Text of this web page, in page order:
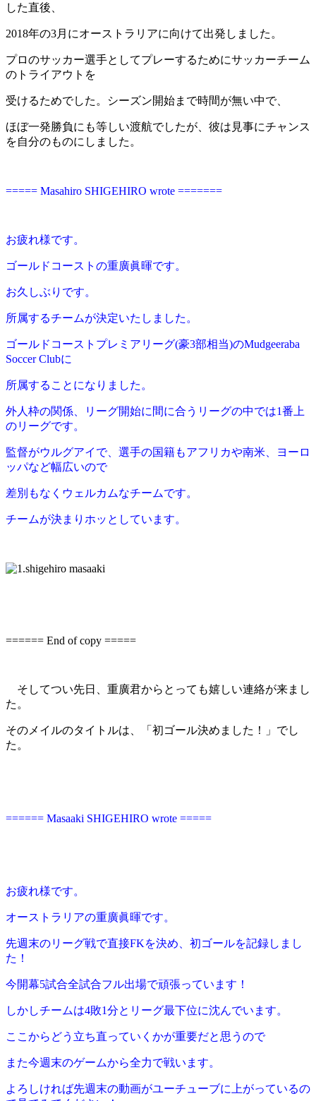
した直後、
2018年の3月にオーストラリアに向けて出発しました。
プロのサッカー選手としてプレーするためにサッカーチーム
のトライアウトを
受けるためでした。シーズン開始まで時間が無い中で、
ほぼ一発勝負にも等しい渡航でしたが、 彼は見事にチャンス
を自分のものにしました。
===== Masahiro SHIGEHIRO wrote =======
お疲れ様です。
ゴールドコーストの重廣眞暉です。
お久しぶりです。
所属するチームが決定いたしました。
ゴールドコーストプレミアリーグ(豪3部相当)のMudgeeraba
Soccer Clubに
所属することになりました。
外人枠の関係、リーグ開始に間に合うリーグの中では1番上
のリーグです。
監督がウルグアイで、選手の国籍もアフリカや南米、ヨーロ
ッパなど幅広いので
差別もなくウェルカムなチームです。
チームが決まりホッとしています。
====== End of copy =====
そしてつい先日、重廣君からとっても嬉しい連絡が来まし
た。
そのメイルのタイトルは、「初ゴール決めました！」でし
た。
====== Masaaki SHIGEHIRO wrote =====
お疲れ様です。
オーストラリアの重廣眞暉です。
先週末のリーグ戦で直接FKを決め、初ゴールを記録しまし
た！
今開幕5試合全試合フル出場で頑張っています！
しかしチームは4敗1分とリーグ最下位に沈んでいます。
ここからどう立ち直っていくかが重要だと思うので
また今週末のゲームから全力で戦います。
よろしければ先週末の動画がユーチューブに上がっているの